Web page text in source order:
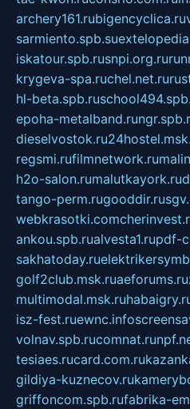
archery161.rubigencyclica.ru
sarmiento.spb.su
iskatour.spb.rusnpi.org.ru
krygeva-spa.ruchel.net.ru
hl-beta.spb.ru
epoha-metalband.ru
dieselvostok.ru
regsmi.rufilmnetwork.ru
h2o-salon.rumalutkayork.ru
tango-perm.rugooddir.ru
webkrasotki.com
ankou.spb.rualvesta1.rupdf-
sakhatoday.ru
golf2club.msk.ruaeforums.ru
multimodal.msk.ru
isz-fest.ruewnc.info
volnav.spb.rucomnat.ru
tesiaes.rucard.com.ru
gildiya-kuznecov.ru
griffoncom.spb.rufabrika-